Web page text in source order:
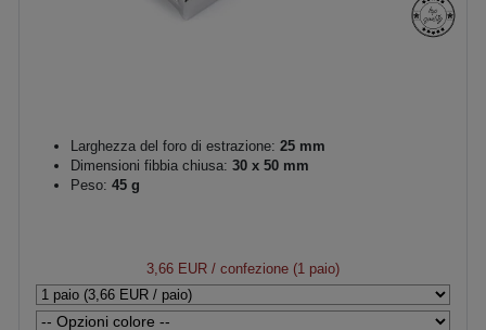
Larghezza del foro di estrazione: 25 mm
Dimensioni fibbia chiusa: 30 x 50 mm
Peso: 45 g
3,66 EUR / confezione (1 paio)